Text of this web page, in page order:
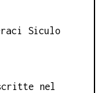
Siculo
nel